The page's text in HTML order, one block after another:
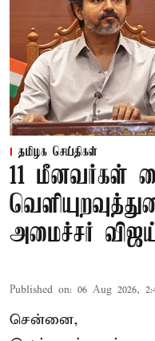
தமிழக செய்திகள்
11 மீனவர்கள்
அமைச்சர்
Published on: 06 Aug 2026,
சென்னை,